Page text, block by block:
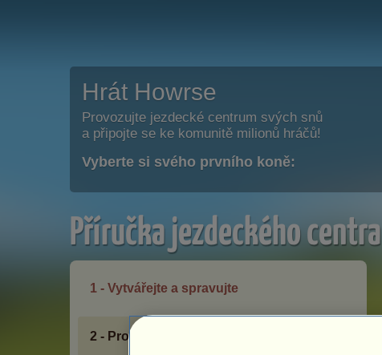
Hrát Howrse
Provozujte jezdecké centrum svých snů
a připojte se ke komunitě milionů hráčů!
Vyberte si svého prvního koně:
Příručka jezdeckého centra
1 - Vytvářejte a spravujte
2 - Prosperita